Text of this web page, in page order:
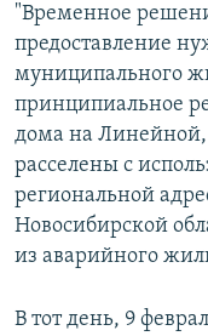
"Временное
предоставление
муниципального
принципиальное
дома на Линейной,
расселены с
региональной
Новосибирской
из аварийного
В тот день, 9